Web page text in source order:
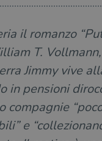
il romanzo
T.
Jimmy vive
in pensioni
compagnie
e